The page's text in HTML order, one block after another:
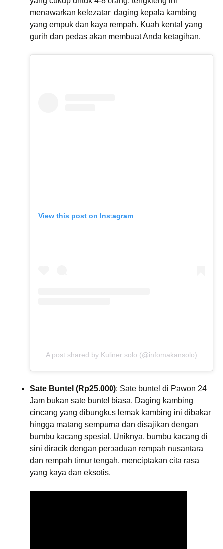
menawarkan kelezatan daging kepala kambing
yang empuk dan kaya rempah. Kuah kental yang
gurih dan pedas akan membuat Anda ketagihan.
View this post on Instagram
A post shared by Kuliner solo (@infomakansolo)
Sate Buntel (Rp25.000): Sate buntel di Pawon 24
Jam bukan sate buntel biasa. Daging kambing
cincang yang dibungkus lemak kambing ini dibakar
hingga matang sempurna dan disajikan dengan
bumbu kacang spesial. Uniknya, bumbu kacang di
sini diracik dengan perpaduan rempah nusantara
dan rempah timur tengah, menciptakan cita rasa
yang kaya dan eksotis.